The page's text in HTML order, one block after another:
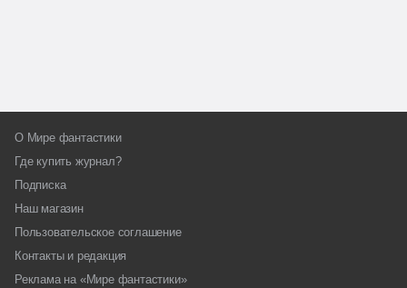
О Мире фантастики
Где купить журнал?
Подписка
Наш магазин
Пользовательское соглашение
Контакты и редакция
Реклама на «Мире фантастики»